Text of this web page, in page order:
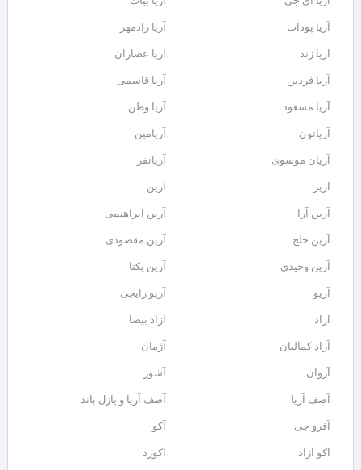
آریا پودات آریا رادمهر
آریا زند آریا عصاران
آریا فردین آریا قاسمی
آریا مسعود آریا وطن
آریاتون آریامین
آریان موسوی آریانفر
آریز آرین
آرین آرا آرین ابراهیمی
آرین خلج آرین مقصودی
آرین وحیدی آرین یکتا
آریو آریو رایجی
آزاد آزاد بیضا
آزاد کمالیان آژمان
آژوان آشور
آصف آریا آصف آریا و پازل باند
آفرو جی آکو
آکو آزاد آکورد